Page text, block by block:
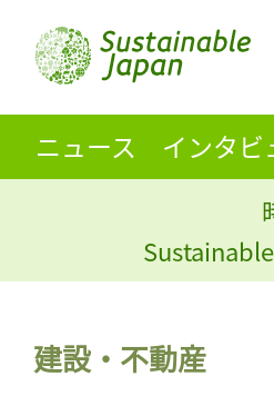
ニュース インタビ
建設・不動産